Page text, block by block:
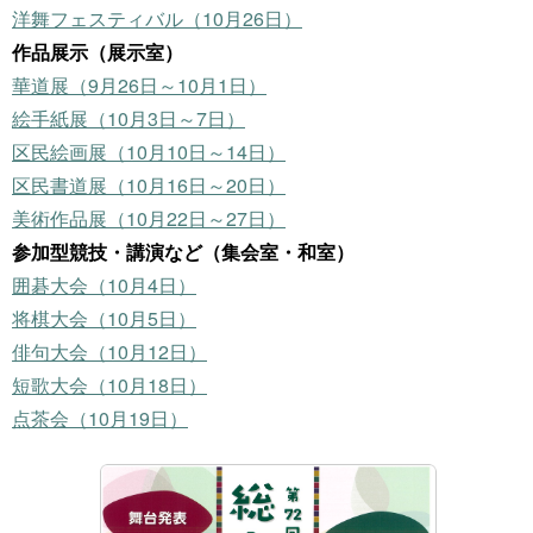
洋舞フェスティバル（10月26日）
作品展示（展示室）
華道展（9月26日～10月1日）
絵手紙展（10月3日～7日）
区民絵画展（10月10日～14日）
区民書道展（10月16日～20日）
美術作品展（10月22日～27日）
参加型競技・講演など（集会室・和室）
囲碁大会（10月4日）
将棋大会（10月5日）
俳句大会（10月12日）
短歌大会（10月18日）
点茶会（10月19日）